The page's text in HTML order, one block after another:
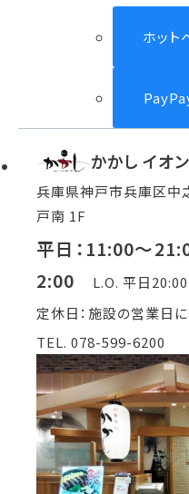
ホット
かかし イオ
兵庫県神戸市兵庫区中
戸南 1F
平日：11:00～
2:00
L.O. 平日
定休日：施設の営業日
TEL. 078-599-6200